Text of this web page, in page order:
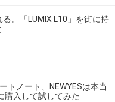
。「LUMIX L10」を街に持
トノート、NEWYESは本当
購入して試してみた